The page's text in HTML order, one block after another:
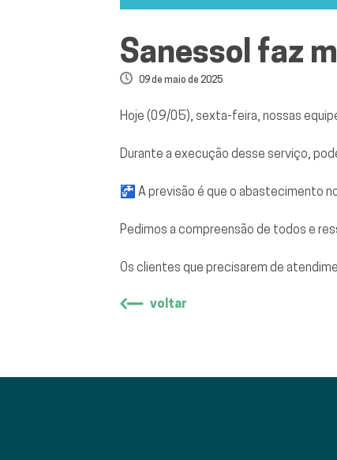
Sanessol faz
09 de maio de 2025
Hoje (09/05), sexta-feira, nossas
Durante a execução desse serviço,
🚰 A previsão é que o abastecimento
Pedimos a compreensão de todos e
Os clientes que precisarem de
voltar